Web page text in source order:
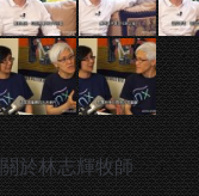
關於林志輝牧師